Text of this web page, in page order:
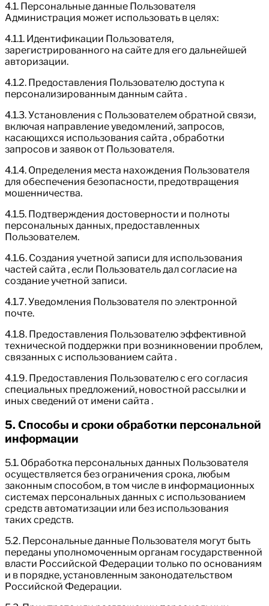
4.1. Персональные данные Пользователя
Администрация может использовать в целях:
4.1.1. Идентификации Пользователя,
зарегистрированного на сайте для его дальнейшей
авторизации.
4.1.2. Предоставления Пользователю доступа к
персонализированным данным сайта .
4.1.3. Установления с Пользователем обратной связи,
включая направление уведомлений, запросов,
касающихся использования сайта , обработки
запросов и заявок от Пользователя.
4.1.4. Определения места нахождения Пользователя
для обеспечения безопасности, предотвращения
мошенничества.
4.1.5. Подтверждения достоверности и полноты
персональных данных, предоставленных
Пользователем.
4.1.6. Создания учетной записи для использования
частей сайта , если Пользователь дал согласие на
создание учетной записи.
4.1.7. Уведомления Пользователя по электронной
почте.
4.1.8. Предоставления Пользователю эффективной
технической поддержки при возникновении проблем,
связанных с использованием сайта .
4.1.9. Предоставления Пользователю с его согласия
специальных предложений, новостной рассылки и
иных сведений от имени сайта .
5. Способы и сроки обработки персональной
информации
5.1. Обработка персональных данных Пользователя
осуществляется без ограничения срока, любым
законным способом, в том числе в информационных
системах персональных данных с использованием
средств автоматизации или без использования
таких средств.
5.2. Персональные данные Пользователя могут быть
переданы уполномоченным органам государственной
власти Российской Федерации только по основаниям
и в порядке, установленным законодательством
Российской Федерации.